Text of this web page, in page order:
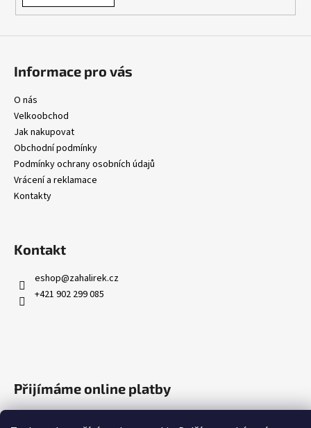
Informace pro vás
O nás
Velkoobchod
Jak nakupovat
Obchodní podmínky
Podmínky ochrany osobních údajů
Vrácení a reklamace
Kontakty
Kontakt
eshop@zahalirek.cz
+421 902 299 085
Přijímáme online platby